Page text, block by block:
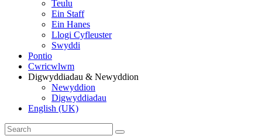
Teulu
Ein Staff
Ein Hanes
Llogi Cyfleuster
Swyddi
Pontio
Cwricwlwm
Digwyddiadau & Newyddion
Newyddion
Digwyddiadau
English (UK)